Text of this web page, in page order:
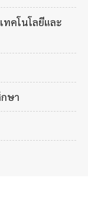
ทคโนโลยีและ
ษา